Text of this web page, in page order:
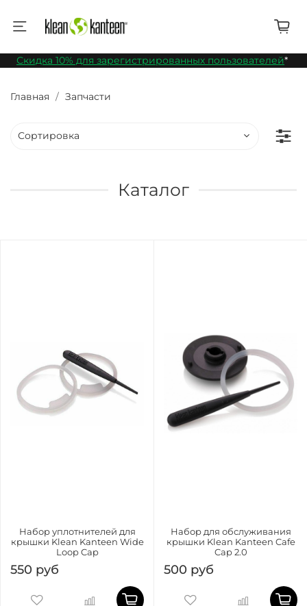
Скидка 10% для зарегистрированных пользователей*
Главная Запчасти
Набор уплотнителей для
крышки Klean Kanteen Wide
Loop Cap
550 руб
Набор для обслуживания
крышки Klean Kanteen Cafe
Cap 2.0
500 руб
Каталог